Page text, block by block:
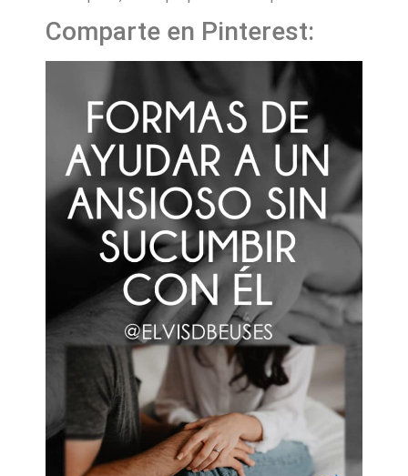
Comparte en Pinterest: